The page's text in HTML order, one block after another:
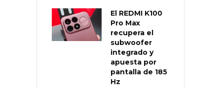
El REDMI K100
Pro Max
recupera el
subwoofer
integrado y
apuesta por
pantalla de 185
Hz